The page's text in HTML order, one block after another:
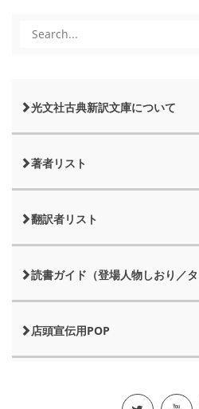
光文社古典新訳文庫について
著者リスト
翻訳者リスト
読書ガイド（登場人物しおり／タ
店頭宣伝用POP